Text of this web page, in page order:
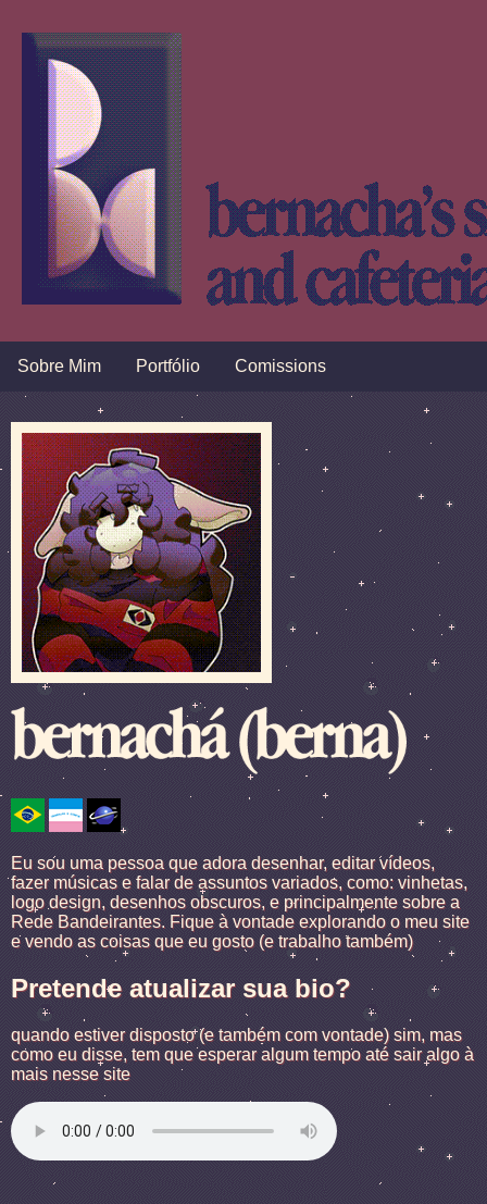
Sobre Mim Portfólio Comissions
Eu sou uma pessoa que adora desenhar, editar vídeos,
fazer músicas e falar de assuntos variados, como: vinhetas,
logo design, desenhos obscuros, e principalmente sobre a
Rede Bandeirantes. Fique à vontade explorando o meu site
e vendo as coisas que eu gosto (e trabalho também)
Pretende atualizar sua bio?
quando estiver disposto (e também com vontade) sim, mas
como eu disse, tem que esperar algum tempo até sair algo à
mais nesse site